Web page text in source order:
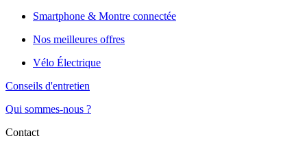
Smartphone & Montre connectée
Nos meilleures offres
Vélo Électrique
Conseils d'entretien
Qui sommes-nous ?
Contact